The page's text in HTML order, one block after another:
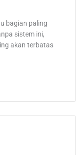
bagian paling
sistem ini,
akan terbatas